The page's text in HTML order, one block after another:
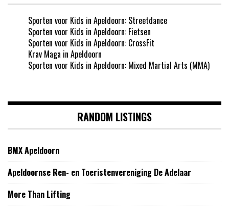
Sporten voor Kids in Apeldoorn: Streetdance
Sporten voor Kids in Apeldoorn: Fietsen
Sporten voor Kids in Apeldoorn: CrossFit
Krav Maga in Apeldoorn
Sporten voor Kids in Apeldoorn: Mixed Martial Arts (MMA)
RANDOM LISTINGS
BMX Apeldoorn
Apeldoornse Ren- en Toeristenvereniging De Adelaar
More Than Lifting